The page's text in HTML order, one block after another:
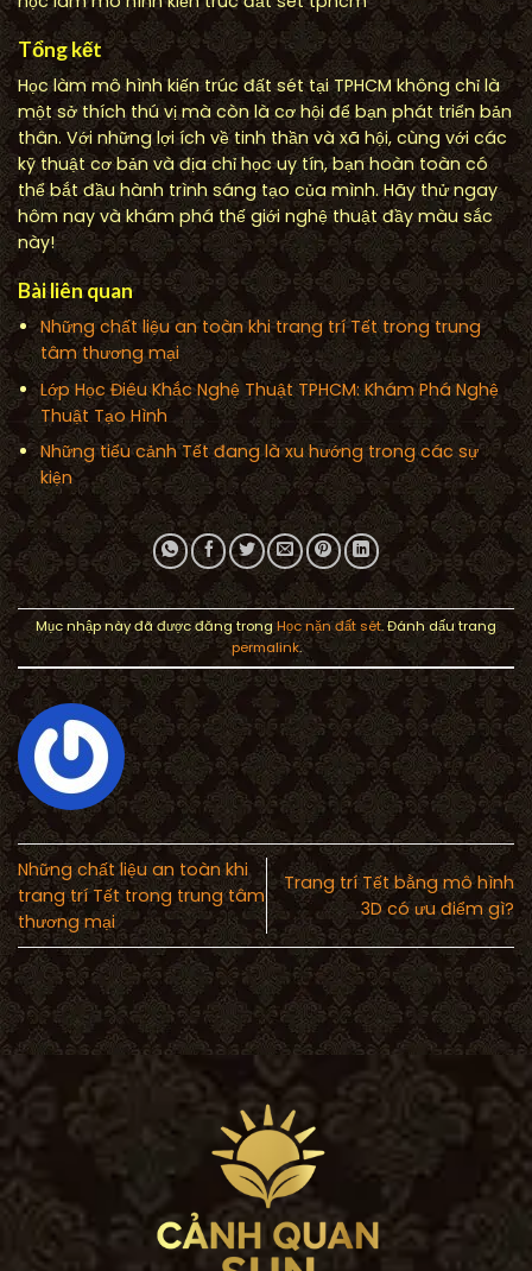
Tổng kết
Học làm mô hình kiến trúc đất sét tại TPHCM không chỉ là
một sở thích thú vị mà còn là cơ hội để bạn phát triển bản
thân. Với những lợi ích về tinh thần và xã hội, cùng với các
kỹ thuật cơ bản và địa chỉ học uy tín, bạn hoàn toàn có
thể bắt đầu hành trình sáng tạo của mình. Hãy thử ngay
hôm nay và khám phá thế giới nghệ thuật đầy màu sắc
này!
Bài liên quan
Những chất liệu an toàn khi trang trí Tết trong trung
tâm thương mại
Lớp Học Điêu Khắc Nghệ Thuật TPHCM: Khám Phá Nghệ
Thuật Tạo Hình
Những tiểu cảnh Tết đang là xu hướng trong các sự
kiện
Mục nhập này đã được đăng trongHọc nặn đất sét. Đánh dấu trang
permalink.
Những chất liệu an toàn khi
trang trí Tết trong trung tâm
thương mại
Trang trí Tết bằng mô hình
3D có ưu điểm gì?